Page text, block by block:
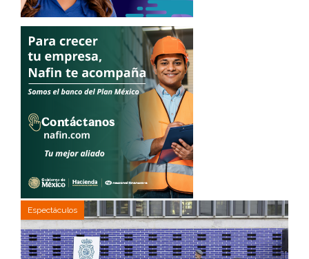
Espectáculos